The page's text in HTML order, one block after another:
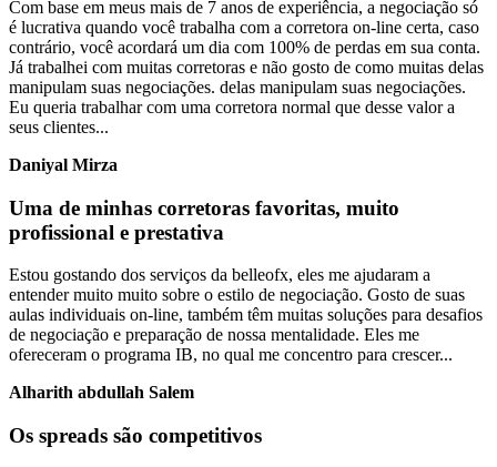
Com base em meus mais de 7 anos de experiência, a negociação só
é lucrativa quando você trabalha com a corretora on-line certa, caso
contrário, você acordará um dia com 100% de perdas em sua conta.
Já trabalhei com muitas corretoras e não gosto de como muitas delas
manipulam suas negociações. delas manipulam suas negociações.
Eu queria trabalhar com uma corretora normal que desse valor a
seus clientes...
Daniyal Mirza
Uma de minhas corretoras favoritas, muito
profissional e prestativa
Estou gostando dos serviços da belleofx, eles me ajudaram a
entender muito muito sobre o estilo de negociação. Gosto de suas
aulas individuais on-line, também têm muitas soluções para desafios
de negociação e preparação de nossa mentalidade. Eles me
ofereceram o programa IB, no qual me concentro para crescer...
Alharith abdullah Salem
Os spreads são competitivos